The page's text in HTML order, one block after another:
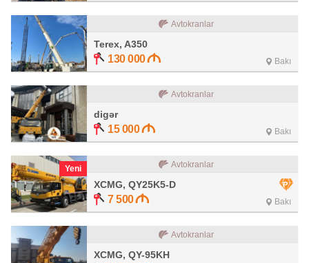
Avtokranlar
Terex, A350
130 000 Bakı
Avtokranlar
digər
15 000 Bakı
Yeni Avtokranlar
XCMG, QY25K5-D
7 500 Bakı
Avtokranlar
XCMG, QY-95KH